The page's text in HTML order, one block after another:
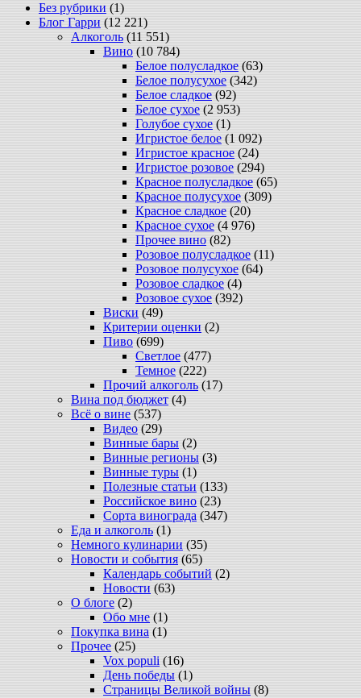
Без рубрики (1)
Блог Гарри (12 221)
Алкоголь (11 551)
Вино (10 784)
Белое полусладкое (63)
Белое полусухое (342)
Белое сладкое (92)
Белое сухое (2 953)
Голубое сухое (1)
Игристое белое (1 092)
Игристое красное (24)
Игристое розовое (294)
Красное полусладкое (65)
Красное полусухое (309)
Красное сладкое (20)
Красное сухое (4 976)
Прочее вино (82)
Розовое полусладкое (11)
Розовое полусухое (64)
Розовое сладкое (4)
Розовое сухое (392)
Виски (49)
Критерии оценки (2)
Пиво (699)
Светлое (477)
Темное (222)
Прочий алкоголь (17)
Вина под бюджет (4)
Всё о вине (537)
Видео (29)
Винные бары (2)
Винные регионы (3)
Винные туры (1)
Полезные статьи (133)
Российское вино (23)
Сорта винограда (347)
Еда и алкоголь (1)
Немного кулинарии (35)
Новости и события (65)
Календарь событий (2)
Новости (63)
О блоге (2)
Обо мне (1)
Покупка вина (1)
Прочее (25)
Vox populi (16)
День победы (1)
Страницы Великой войны (8)